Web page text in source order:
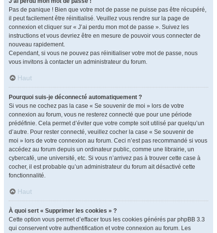
Pas de panique ! Bien que votre mot de passe ne puisse pas être récupéré,
il peut facilement être réinitialisé. Veuillez vous rendre sur la page de
connexion et cliquer sur « J’ai perdu mon mot de passe ». Suivez les
instructions et vous devriez être en mesure de pouvoir vous connecter de
nouveau rapidement.
Cependant, si vous ne pouvez pas réinitialiser votre mot de passe, nous
vous invitons à contacter un administrateur du forum.
Haut
Pourquoi suis-je déconnecté automatiquement ?
Si vous ne cochez pas la case « Se souvenir de moi » lors de votre
connexion au forum, vous ne resterez connecté que pour une période
prédéfinie. Cela permet d’éviter que votre compte soit utilisé par quelqu’un
d’autre. Pour rester connecté, veuillez cocher la case « Se souvenir de
moi » lors de votre connexion au forum. Ceci n’est pas recommandé si vous
accédez au forum depuis un ordinateur public, comme une librairie, un
cybercafé, une université, etc. Si vous n’arrivez pas à trouver cette case à
cocher, il est probable qu’un administrateur du forum ait désactivé cette
fonctionnalité.
Haut
À quoi sert « Supprimer les cookies » ?
Cette option vous permet d’effacer tous les cookies générés par phpBB 3.3
qui conservent votre authentification et votre connexion au forum. Les